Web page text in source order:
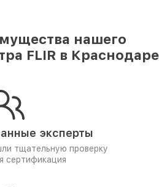
нашего
FLIR в Краснодаре
эксперты
тщательную проверку
сертификация